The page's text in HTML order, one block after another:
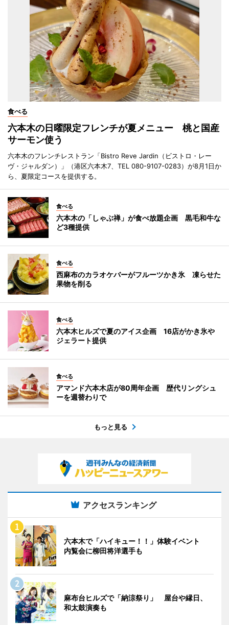
食べる
六本木の日曜限定フレンチが夏メニュー 桃と国産
サーモン使う
六本木のフレンチレストラン「Bistro Reve Jardin（ビストロ・レー
ヴ・ジャルダン）」（港区六本木7、TEL 080-9107-0283）が8月1日か
ら、夏限定コースを提供する。
食べる
六本木の「しゃぶ禅」が食べ放題企画 黒毛和牛な
ど3種提供
食べる
西麻布のカラオケバーがフルーツかき氷 凍らせた
果物を削る
食べる
六本木ヒルズで夏のアイス企画 16店がかき氷や
ジェラート提供
食べる
アマンド六本木店が80周年企画 歴代リングシュ
ーを週替わりで
もっと見る
アクセスランキング
六本木で「ハイキュー！！」体験イベント
内覧会に柳田将洋選手も
麻布台ヒルズで「納涼祭り」 屋台や縁日、
和太鼓演奏も